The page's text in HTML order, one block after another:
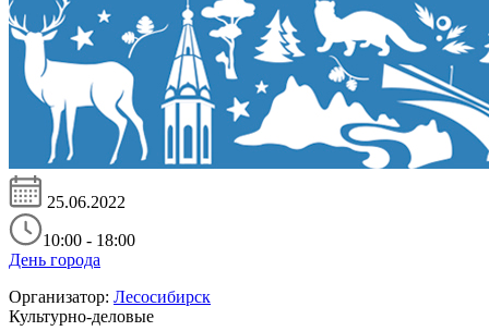
25.06.2022
10:00 - 18:00
День города
Организатор: Лесосибирск
Культурно-деловые